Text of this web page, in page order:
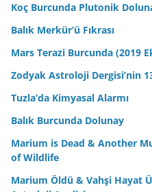
Koç Burcunda Plutonik
Balık Merkür’ü Fıkrası
Mars Terazi Burcunda (2019
Zodyak Astroloji Dergisi’nin
Tuzla’da Kimyasal Alarmı
Balık Burcunda Dolunay
Marium is Dead & Another
of Wildlife
Marium Öldü & Vahşi Hayat